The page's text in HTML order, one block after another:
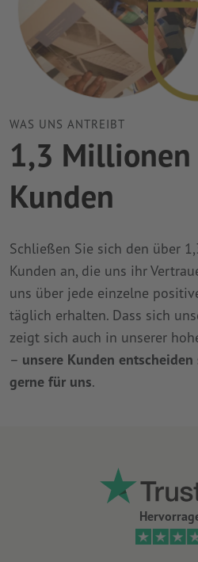
WAS UNS ANTREIBT
1,3
Kunden
Schließen Sie sich den über
Kunden an, die uns ihr
uns über jede einzelne
täglich erhalten. Dass sich
zeigt sich auch in unserer
– unsere Kunden
gerne für uns.